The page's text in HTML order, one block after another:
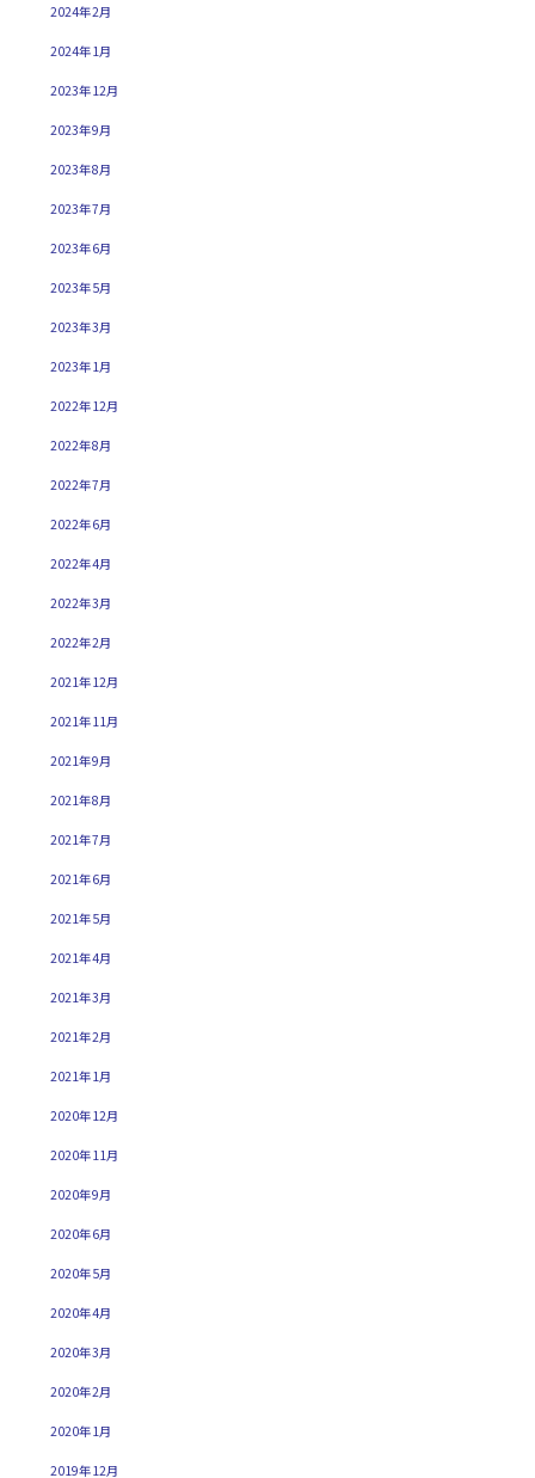
2024年2月
2024年1月
2023年12月
2023年9月
2023年8月
2023年7月
2023年6月
2023年5月
2023年3月
2023年1月
2022年12月
2022年8月
2022年7月
2022年6月
2022年4月
2022年3月
2022年2月
2021年12月
2021年11月
2021年9月
2021年8月
2021年7月
2021年6月
2021年5月
2021年4月
2021年3月
2021年2月
2021年1月
2020年12月
2020年11月
2020年9月
2020年6月
2020年5月
2020年4月
2020年3月
2020年2月
2020年1月
2019年12月